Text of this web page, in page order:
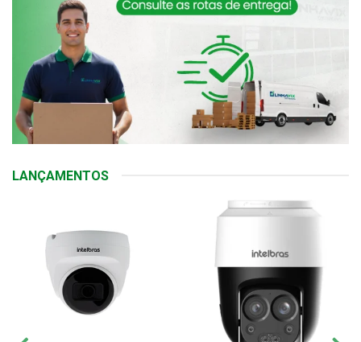
LANÇAMENTOS